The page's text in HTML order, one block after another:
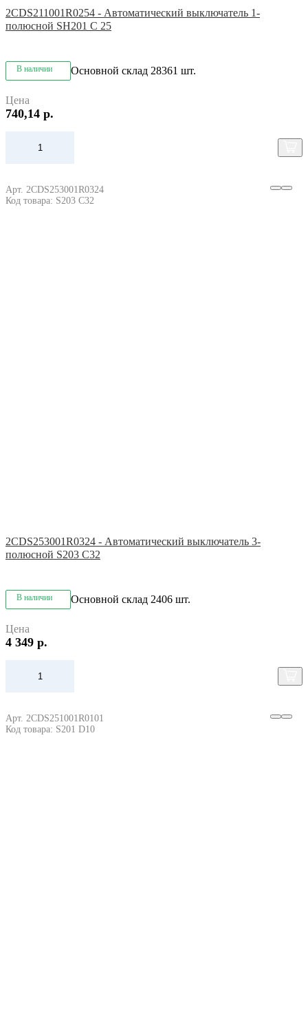
2CDS211001R0254 - Автоматический выключатель 1-
полюсной SH201 C 25
В наличии Основной склад 28361 шт.
Цена
740,14 р.
Арт. 2CDS253001R0324
Код товара: S203 C32
2CDS253001R0324 - Автоматический выключатель 3-
полюсной S203 C32
В наличии Основной склад 2406 шт.
Цена
4 349 р.
Арт. 2CDS251001R0101
Код товара: S201 D10